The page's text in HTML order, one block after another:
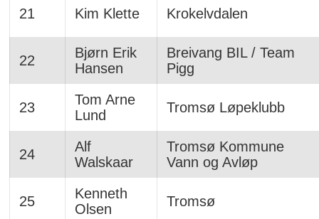
21 Kim Klette Krokelvdalen
22
Bjørn Erik
Hansen
Breivang BIL / Team
Pigg
23
Tom Arne
Lund
Tromsø Løpeklubb
24
Alf
Walskaar
Tromsø Kommune
Vann og Avløp
25
Kenneth
Olsen
Tromsø